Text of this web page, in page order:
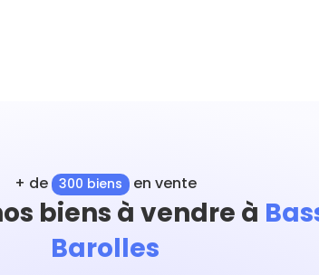
+ de 300 biens en vente
biens à vendre à
Barolles